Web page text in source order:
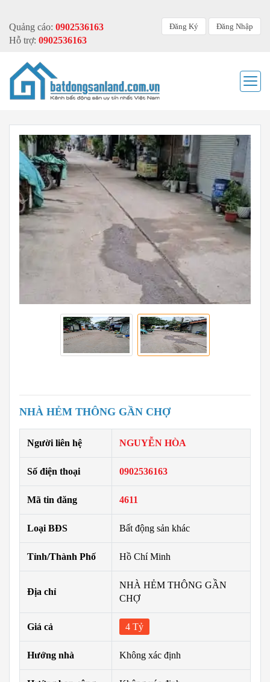
Quảng cáo: 0902536163
Hỗ trợ: 0902536163
Đăng Ký Đăng Nhập
NHÀ HẺM THÔNG GẦN CHỢ
Người liên hệ NGUYỄN HÒA
Số điện thoại 0902536163
Mã tin đăng 4611
Loại BĐS Bất động sản khác
Tỉnh/Thành Phố Hồ Chí Minh
Địa chỉ
NHÀ HẺM THÔNG GẦN
CHỢ
Giá cả 4 Tỷ
Hướng nhà Không xác định